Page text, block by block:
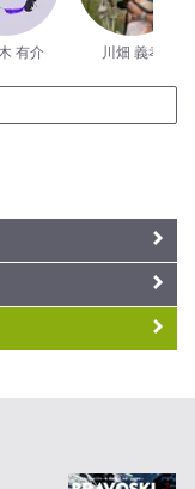
有介 川畑 義孝